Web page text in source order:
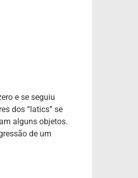
e se seguiu
dos “latics” se
alguns objetos.
de um